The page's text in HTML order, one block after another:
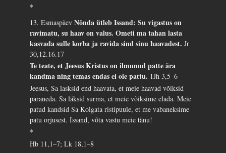
*
13. EsmaspäevNõnda ütleb Issand: Su vigastus on
ravimatu, su haav on valus. Ometi ma tahan lasta
kasvada sulle korba ja ravida sind sinu haavadest.Jr
30,12.16.17
Te teate, et Jeesus Kristus on ilmunud patte ära
kandma ning temas endas ei ole pattu. 1Jh 3,5–6
Jeesus, Sa lasksid end haavata, et meie haavad võiksid
paraneda. Sa läksid surma, et meie võiksime elada. Meie
patud kandsid Sa Kolgata ristipuule, et me vabaneksime
patu orjusest. Issand, võta vastu meie tänu!
*
Hb 11,1–7; Lk 18,1–8